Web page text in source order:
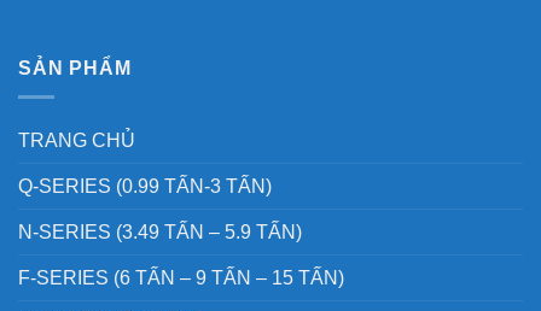
SẢN PHẨM
TRANG CHỦ
Q-SERIES (0.99 TẤN-3 TẤN)
N-SERIES (3.49 TẤN – 5.9 TẤN)
F-SERIES (6 TẤN – 9 TẤN – 15 TẤN)